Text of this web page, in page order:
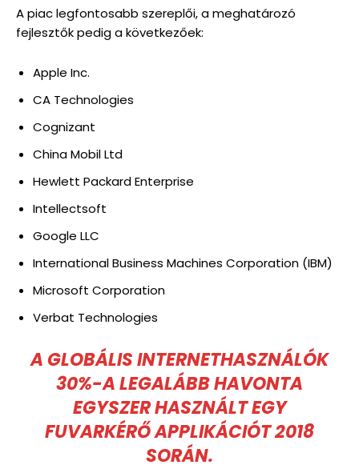
A piac legfontosabb szereplői, a meghatározó
fejlesztők pedig a következőek:
Apple Inc.
CA Technologies
Cognizant
China Mobil Ltd
Hewlett Packard Enterprise
Intellectsoft
Google LLC
International Business Machines Corporation (IBM)
Microsoft Corporation
Verbat Technologies
A GLOBÁLIS INTERNETHASZNÁLÓK
30%-A LEGALÁBB HAVONTA
EGYSZER HASZNÁLT EGY
FUVARKÉRŐ APPLIKÁCIÓT 2018
SORÁN.